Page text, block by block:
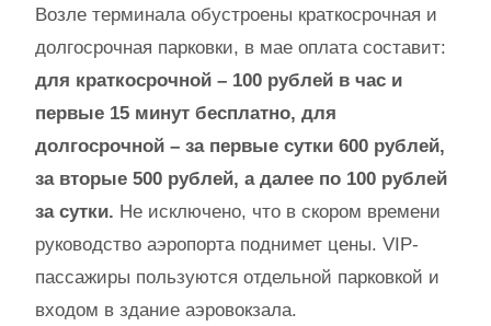
Возле терминала обустроены краткосрочная и
долгосрочная парковки, в мае оплата составит:
для краткосрочной – 100 рублей в час и
первые 15 минут бесплатно, для
долгосрочной – за первые сутки 600 рублей,
за вторые 500 рублей, а далее по 100 рублей
за сутки. Не исключено, что в скором времени
руководство аэропорта поднимет цены. VIP-
пассажиры пользуются отдельной парковкой и
входом в здание аэровокзала.